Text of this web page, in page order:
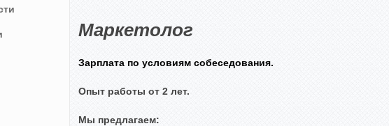
Маркетолог
Зарплата по условиям собеседования.
Опыт работы от 2 лет.
Мы предлагаем: